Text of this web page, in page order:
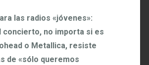
las radios «jóvenes»:
concierto, no importa si es
o Metallica, resiste
de «sólo queremos